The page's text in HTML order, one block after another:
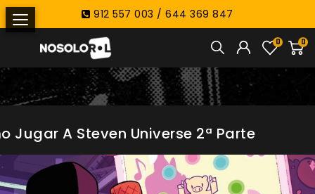
912 557 003 / 644 369 847
0
0
Jugar A Steven Universe 2ª Parte